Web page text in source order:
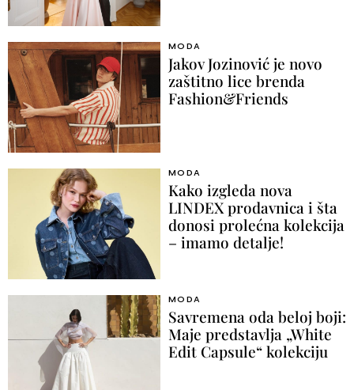
MODA
Jakov Jozinović je novo
zaštitno lice brenda
Fashion&Friends
MODA
Kako izgleda nova
LINDEX prodavnica i šta
donosi prolećna kolekcija
– imamo detalje!
MODA
Savremena oda beloj boji:
Maje predstavlja „White
Edit Capsule“ kolekciju